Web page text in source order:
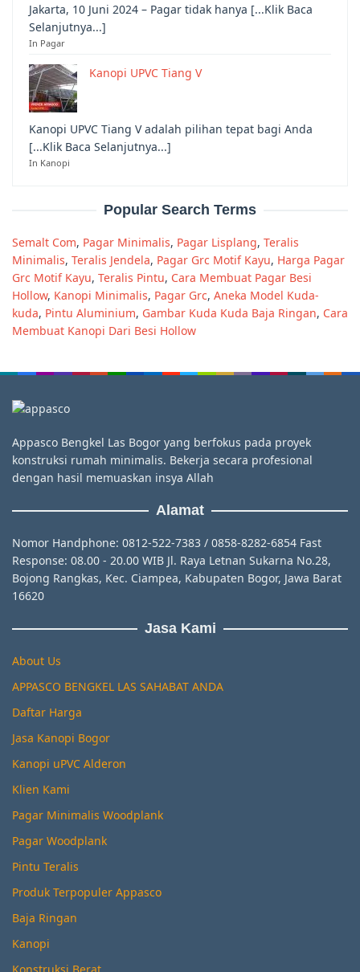
Jakarta, 10 Juni 2024 – Pagar tidak hanya [...Klik Baca
Selanjutnya...]
In Pagar
Kanopi UPVC Tiang V
Kanopi UPVC Tiang V adalah pilihan tepat bagi Anda
[...Klik Baca Selanjutnya...]
In Kanopi
Popular Search Terms
Semalt Com, Pagar Minimalis, Pagar Lisplang, Teralis
Minimalis, Teralis Jendela, Pagar Grc Motif Kayu, Harga Pagar
Grc Motif Kayu, Teralis Pintu, Cara Membuat Pagar Besi
Hollow, Kanopi Minimalis, Pagar Grc, Aneka Model Kuda-
kuda, Pintu Aluminium, Gambar Kuda Kuda Baja Ringan, Cara
Membuat Kanopi Dari Besi Hollow
Appasco Bengkel Las Bogor yang berfokus pada proyek
konstruksi rumah minimalis. Bekerja secara profesional
dengan hasil memuaskan insya Allah
Alamat
Nomor Handphone: 0812-522-7383 / 0858-8282-6854 Fast
Response: 08.00 - 20.00 WIB Jl. Raya Letnan Sukarna No.28,
Bojong Rangkas, Kec. Ciampea, Kabupaten Bogor, Jawa Barat
16620
Jasa Kami
About Us
APPASCO BENGKEL LAS SAHABAT ANDA
Daftar Harga
Jasa Kanopi Bogor
Kanopi uPVC Alderon
Klien Kami
Pagar Minimalis Woodplank
Pagar Woodplank
Pintu Teralis
Produk Terpopuler Appasco
Baja Ringan
Kanopi